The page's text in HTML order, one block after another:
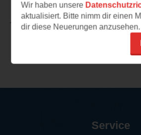
TEILEN
Wir haben unsere
aktualisiert. Bitte nimm dir einen
dir diese Neuerungen anzusehen.
Service